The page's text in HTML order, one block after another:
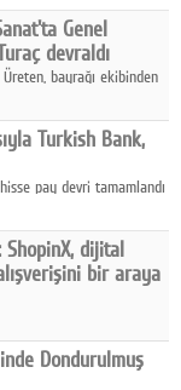
Genel
devraldı
bayrağı ekibinden
Turkish Bank,
pay devri tamamlandı
Bank A.Ş.” olmasına
dijital
bir araya
arasında köprü
pazarlara açılıyor.
Dondurulmuş